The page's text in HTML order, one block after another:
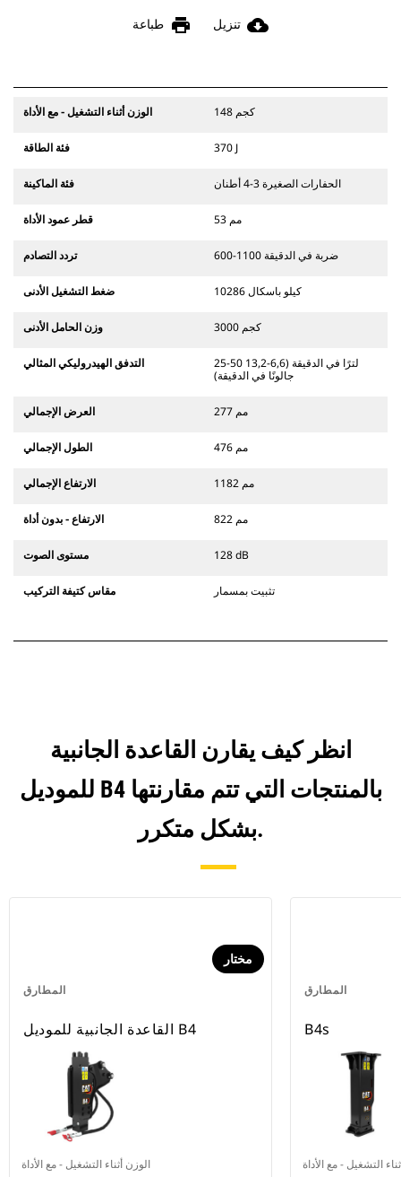
cloud_download تنزيل print طباعة
الوزن أثناء التشغيل - مع الأداة 148 كجم
فئة الطاقة 370 J
فئة الماكينة الحفارات الصغيرة 3-4 أطنان
قطر عمود الأداة 53 مم
تردد التصادم 600-1100 ضربة في الدقيقة
ضغط التشغيل الأدنى 10286 كيلو باسكال
وزن الحامل الأدنى 3000 كجم
التدفق الهيدروليكي المثالي
25-50 لترًا في الدقيقة (6,6-13,2
جالونًا في الدقيقة)
العرض الإجمالي 277 مم
الطول الإجمالي 476 مم
الارتفاع الإجمالي 1182 مم
الارتفاع - بدون أداة 822 مم
مستوى الصوت 128 dB
مقاس كتيفة التركيب تثبيت بمسمار
انظر كيف يقارن القاعدة الجانبية
للموديل B4 بالمنتجات التي تتم مقارنتها
بشكل متكرر.
المطارق
مختار
القاعدة الجانبية للموديل B4
الوزن أثناء التشغيل - مع الأداة
المطارق
B4s
التشغيل - مع الأداة